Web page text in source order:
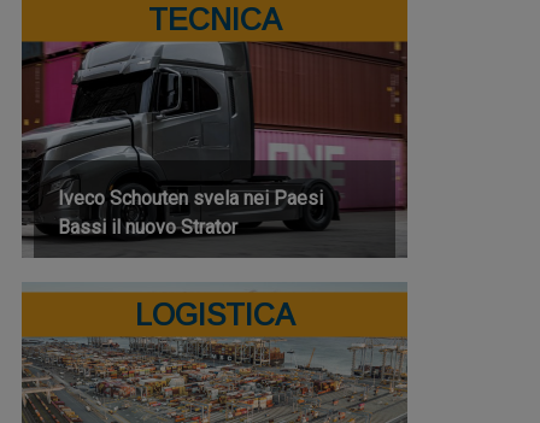
TECNICA
Iveco Schouten svela nei Paesi
Bassi il nuovo Strator
LOGISTICA